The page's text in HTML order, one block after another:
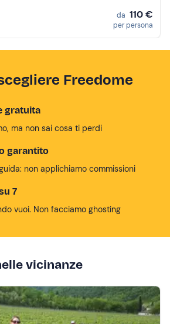
da 110 €
per persona
Freedome
gratuita
ma non sai cosa ti perdi
garantito
non applichiamo commissioni
7
vuoi. Non facciamo ghosting
vicinanze